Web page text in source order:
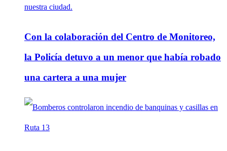
Con la colaboración del Centro de Monitoreo,
la Policía detuvo a un menor que había robado
una cartera a una mujer